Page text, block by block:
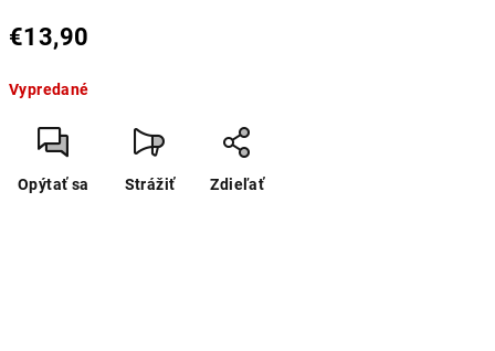
€13,90
cena:
Vypredané
Opýtať sa Strážiť Zdieľať